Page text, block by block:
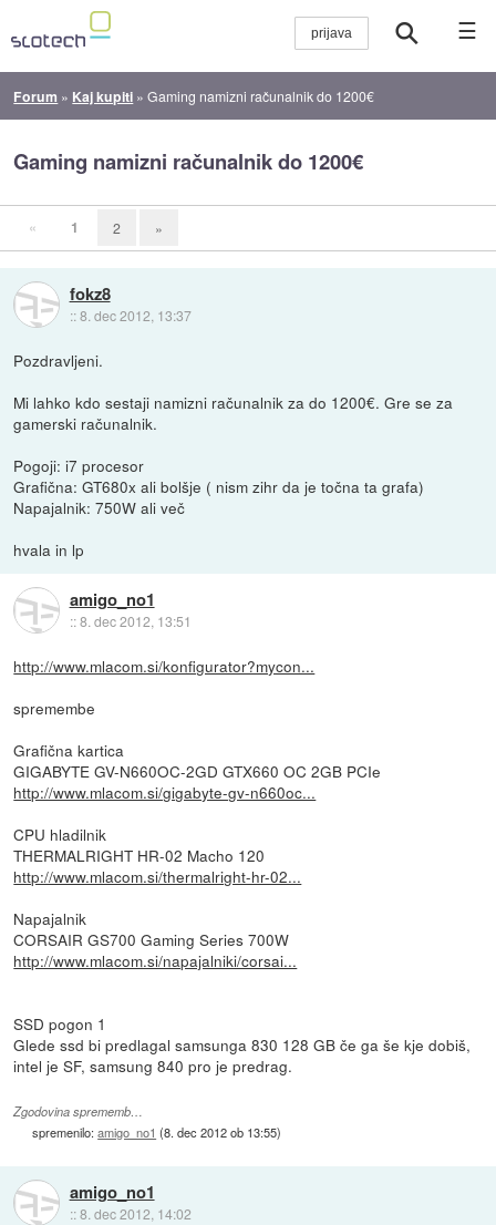
☰
Forum » Kaj kupiti »Gaming namizni računalnik do 1200€
Gaming namizni računalnik do 1200€
« 1 2 »
fokz8
::8. dec 2012, 13:37
Pozdravljeni.
Mi lahko kdo sestaji namizni računalnik za do 1200€. Gre se za
gamerski računalnik.
Pogoji: i7 procesor
Grafična: GT680x ali bolšje ( nism zihr da je točna ta grafa)
Napajalnik: 750W ali več
hvala in lp
amigo_no1
::8. dec 2012, 13:51
http://www.mlacom.si/konfigurator?mycon...
spremembe
Grafična kartica
GIGABYTE GV-N660OC-2GD GTX660 OC 2GB PCIe
http://www.mlacom.si/gigabyte-gv-n660oc...
CPU hladilnik
THERMALRIGHT HR-02 Macho 120
http://www.mlacom.si/thermalright-hr-02...
Napajalnik
CORSAIR GS700 Gaming Series 700W
http://www.mlacom.si/napajalniki/corsai...
SSD pogon 1
Glede ssd bi predlagal samsunga 830 128 GB če ga še kje dobiš,
intel je SF, samsung 840 pro je predrag.
Zgodovina sprememb…
spremenilo:amigo_no1 (8. dec 2012 ob 13:55)
amigo_no1
::8. dec 2012, 14:02